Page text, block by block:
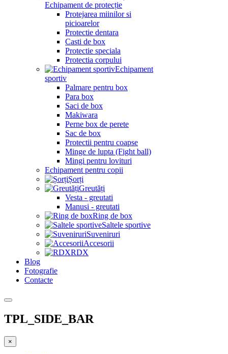
Echipament de protecție
Protejarea miinilor si
picioarelor
Protectie dentara
Casti de box
Protectie speciala
Protectia corpului
Echipament
sportiv
Palmare pentru box
Para box
Saci de box
Makiwara
Perne box de perete
Sac de box
Protectii pentru coapse
Minge de lupta (Fight ball)
Mingi pentru lovituri
Echipament pentru copii
Șorți
Greutăți
Vesta - greutati
Manusi - greutati
Ring de box
Saltele sportive
Suveniruri
Accesorii
RDX
Blog
Fotografie
Contacte
TPL_SIDE_BAR
×